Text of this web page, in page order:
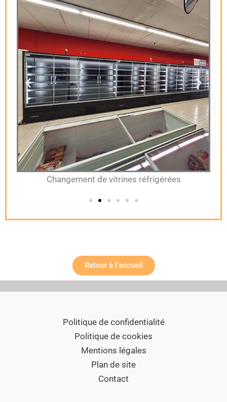
Changement de vitrines réfrigérées
Retour à l'accueil
Politique de confidentialité
Politique de cookies
Mentions légales
Plan de site
Contact